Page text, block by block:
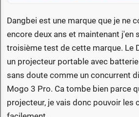
Dangbei est une marque que je ne
encore deux ans et maintenant j'en
troisième test de cette marque. Le
un projecteur portable avec
sans doute comme un concurrent
Mogo 3 Pro. Ca tombe bien parce
projecteur, je vais donc pouvoir les